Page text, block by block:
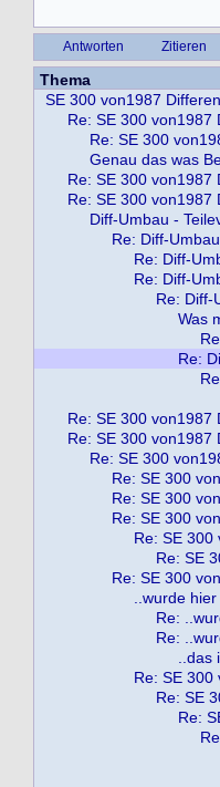
Antworten Zitieren
Thema
SE 300 von1987
Re: SE 300 von1987
Re: SE 300
Genau das was
Re: SE 300 von1987
Re: SE 300 von1987
Diff-Umbau -
Re: Diff-
Re: Diff-
Re: Diff-
Re: Diff-
Was
Re:
Re: SE 300 von1987
Re: SE 300 von1987
Re: SE 300
Re: SE 300
Re: SE 300
Re: SE 300
Re: SE 300
Re: SE
Re: SE 300
..wurde
Re:
Re:
Re: SE 300
Re: SE
Re: